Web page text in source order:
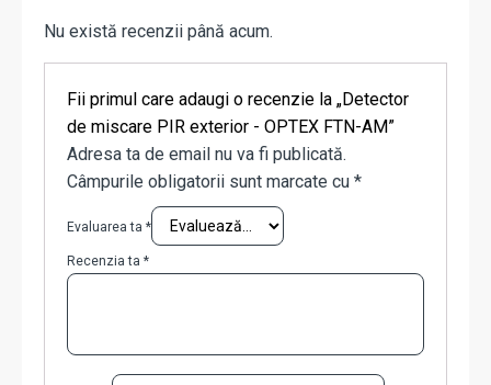
Nu există recenzii până acum.
Fii primul care adaugi o recenzie la „Detector
de miscare PIR exterior - OPTEX FTN-AM”
Adresa ta de email nu va fi publicată.
Câmpurile obligatorii sunt marcate cu *
Evaluarea ta *
Recenzia ta *